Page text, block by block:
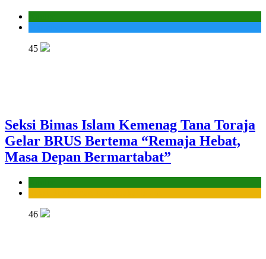
45
Seksi Bimas Islam Kemenag Tana Toraja
Gelar BRUS Bertema “Remaja Hebat,
Masa Depan Bermartabat”
46